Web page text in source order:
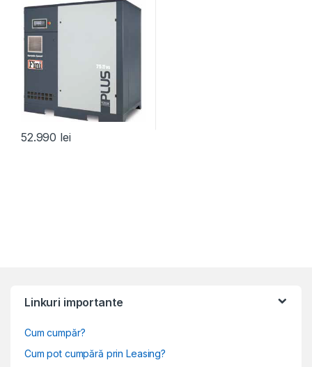
52.990 lei
Linkuri importante
Cum cumpăr?
Cum pot cumpără prin Leasing?